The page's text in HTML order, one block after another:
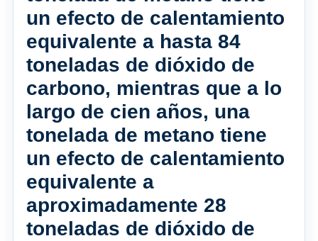
un efecto de calentamiento
equivalente a hasta 84
toneladas de dióxido de
carbono, mientras que a lo
largo de cien años, una
tonelada de metano tiene
un efecto de calentamiento
equivalente a
aproximadamente 28
toneladas de dióxido de